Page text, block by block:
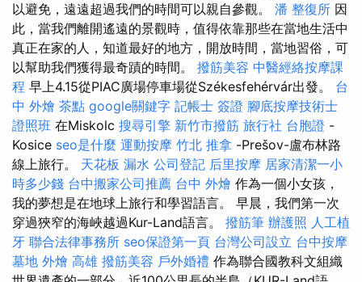
以避免，遠遠超過我們的時間可以親自參觀。 潘 整復所 因
此，當我們離開遙遠的景觀時，值得依靠那些在當地生活中
真正在家的人，知道最好的地方，開放時間，當地習俗，可
以幫助我們獲得最奇蹟的時間。 撥筋美容 中醫經絡按摩課
程 早上4.15從PIAC廣場停車場從Székesfehérvár出發。 台
中 外燴 茶點 google關鍵字 記帳士 簽證 腳底按摩技術士
證照班 在Miskolc 搜尋引擎 新竹市撥筋 旅行社 台胞證 -
Kosice seo是什麼 運動按摩 竹北 推拿 -Prešov-盧布林路
線上旅行。 天花板 漏水 公司登記 后里按摩 居家清潔一小
時多少錢 台中搬家公司推薦 台中 外燴 作為一個小女孩，
我的夢想是在地球上旅行和學習語言。 早晨，我們第一次
穿過狹窄的海峽越過Kur-Land語言。 撥筋筆 辦護照 人工植
牙 聯合法律事務所 seo保證第一頁 台灣公司設立 台中按摩
墓地 外燴 高雄 撥筋美容 戶外婚禮 作為聯合國教科文組織